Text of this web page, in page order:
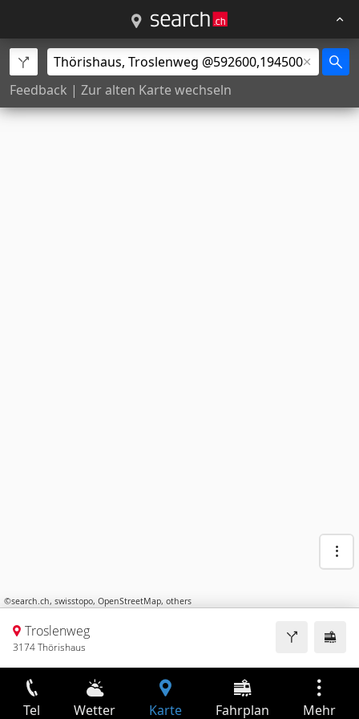
Feedback | Zur alten Karte wechseln
©search.ch, swisstopo, OpenStreetMap, others
Troslenweg
3174 Thörishaus
Tel Wetter Karte Fahrplan Mehr